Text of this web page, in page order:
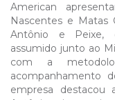
American
Nascentes e Matas
Antônio e Peixe,
assumido junto ao
com a
acompanhamento
empresa destacou